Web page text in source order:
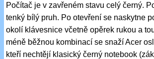
Počítač je v zavřeném stavu celý černý.
tenký bílý pruh. Po otevření se naskytne
okolí klávesnice včetně opěrek rukou a
méně běžnou kombinací se snaží Acer
kteří nechtějí klasický černý notebook